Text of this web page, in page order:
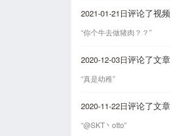
2021-01-21日评论了视频
“你个牛去做猪肉？？”
2020-12-03日评论了文章
“真是幼稚”
2020-11-22日评论了文章
“@SKT丶otto”